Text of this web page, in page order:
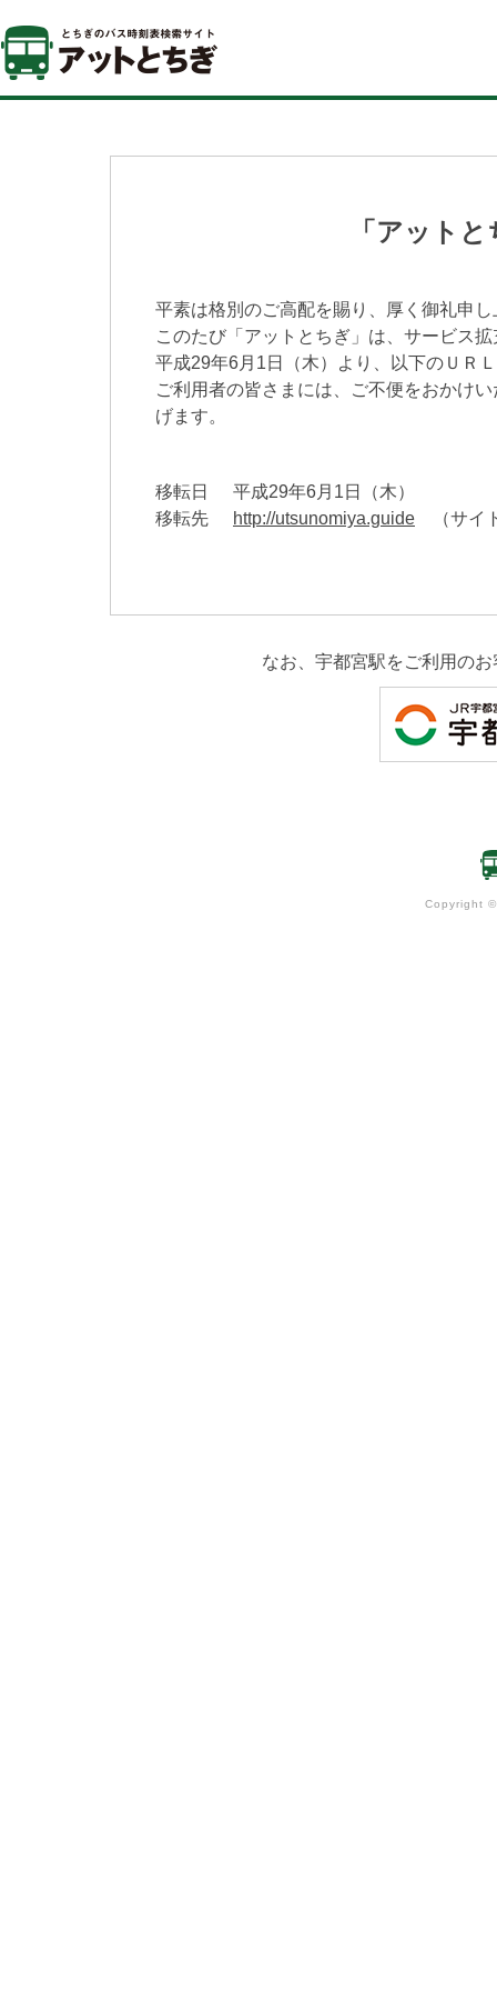
「アット
平素は格別のご高配を賜り、厚く御礼申
このたび「アットとちぎ」は、サービス
平成29年6月1日（木）より、以下のＵＲ
ご利用者の皆さまには、ご不便をおかけ
げます。
移転日
平成29年6月1日（木）
移転先
http://utsunomiya.guide （サイ
なお、宇都宮駅をご利用の
Copyright